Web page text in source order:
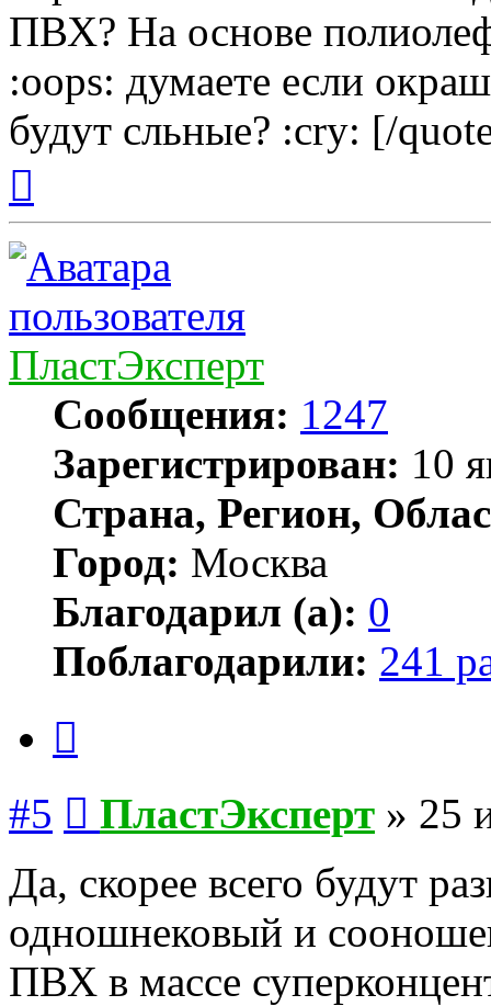
ПВХ? На основе
:oops: думаете если
будут сльные? :cry: [/
началу
ПластЭксперт
Сообщения: 1247
Зарегистрирован: 10
Страна, Регион,
Город: Москва
Благодарил (а): 0
Поблагодарили: 241
#5 ПластЭксперт » 25
Да, скорее всего будут
одношнековый и
ПВХ в массе